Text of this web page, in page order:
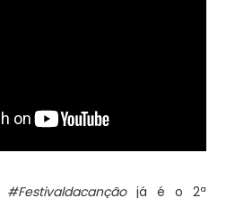
#Festivaldacançãojá é o 2ª